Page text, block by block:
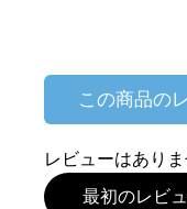
この商品の
レビューはありま
最初のレビ